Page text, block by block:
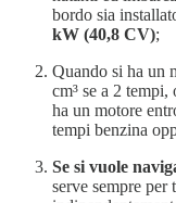
bordo sia
kW (40,8 CV);
Quando si ha un
cm³ se a 2 tempi,
ha un motore
tempi benzina
Se si vuole
serve sempre per